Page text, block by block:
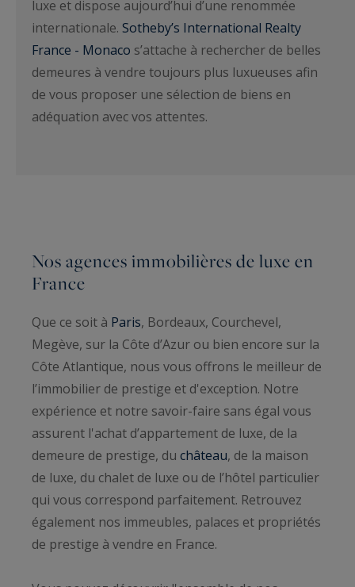
luxe et dispose aujourd’hui d’une renommée
internationale. Sotheby’s International Realty
France - Monaco s’attache à rechercher de belles
demeures à vendre toujours plus luxueuses afin
de vous proposer une sélection de biens en
adéquation avec vos attentes.
Nos agences immobilières de luxe en
France
Que ce soit à Paris, Bordeaux, Courchevel,
Megève, sur la Côte d’Azur ou bien encore sur la
Côte Atlantique, nous vous offrons le meilleur de
l’immobilier de prestige et d'exception. Notre
expérience et notre savoir-faire sans égal vous
assurent l'achat d’appartement de luxe, de la
demeure de prestige, du château, de la maison
de luxe, du chalet de luxe ou de l’hôtel particulier
qui vous correspond parfaitement. Retrouvez
également nos immeubles, palaces et propriétés
de prestige à vendre en France.